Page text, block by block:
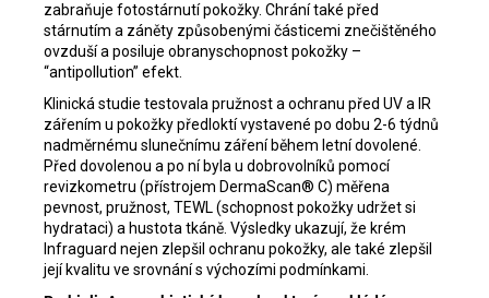
zabraňuje fotostárnutí pokožky. Chrání také před
stárnutím a záněty způsobenými částicemi znečištěného
ovzduší a posiluje obranyschopnost pokožky –
“antipollution” efekt.
Klinická studie testovala pružnost a ochranu před UV a IR
zářením u pokožky předloktí vystavené po dobu 2-6 týdnů
nadměrnému slunečnímu záření během letní dovolené.
Před dovolenou a po ní byla u dobrovolníků pomocí
revizkometru (přístrojem DermaScan® C) měřena
pevnost, pružnost, TEWL (schopnost pokožky udržet si
hydrataci) a hustota tkáně. Výsledky ukazují, že krém
Infraguard nejen zlepšil ochranu pokožky, ale také zlepšil
její kvalitu ve srovnání s výchozími podmínkami.